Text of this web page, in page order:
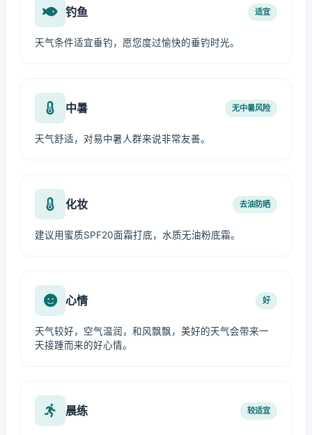
钓鱼 适宜
天气条件适宜垂钓，愿您度过愉快的垂钓时光。
中暑 无中暑风险
天气舒适，对易中暑人群来说非常友善。
化妆 去油防晒
建议用蜜质SPF20面霜打底，水质无油粉底霜。
心情 好
天气较好，空气温润，和风飘飘，美好的天气会带来一
天接踵而来的好心情。
晨练 较适宜